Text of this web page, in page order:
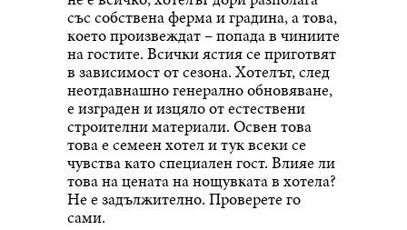
със собствена ферма и градина, а това,
което произвеждат – попада в чиниите
на гостите. Всички ястия се приготвят
в зависимост от сезона. Хотелът, след
неотдавнашно генерално обновяване,
е изграден и изцяло от естествени
строителни материали. Освен това
това е семеен хотел и тук всеки се
чувства като специален гост. Влияе ли
това на цената на нощувката в хотела?
Не е задължително. Проверете го
сами.